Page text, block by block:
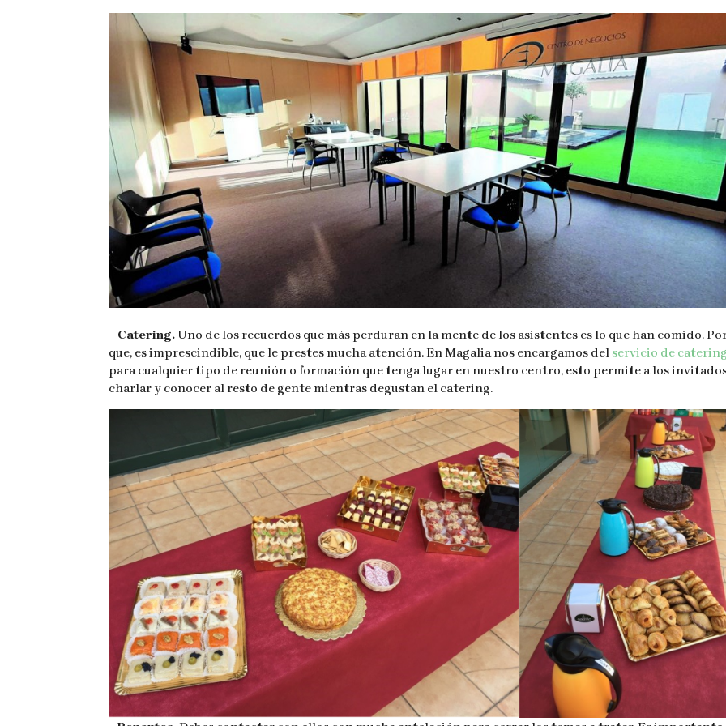
– Catering. Uno de los recuerdos que más perduran en la mente de los asistentes es lo que han comido.
que, es imprescindible, que le prestes mucha atención. En Magalia nos encargamos del servicio de
para cualquier tipo de reunión o formación que tenga lugar en nuestro centro, esto permite a los
charlar y conocer al resto de gente mientras degustan el catering.